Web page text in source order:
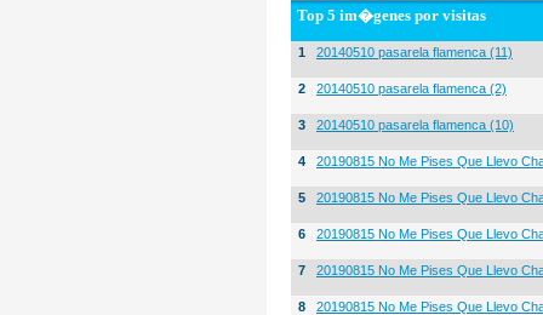
Top 5 im�genes por visitas
1 20140510 pasarela flamenca (11)
2 20140510 pasarela flamenca (2)
3 20140510 pasarela flamenca (10)
4 20190815 No Me Pises Que Llevo
5 20190815 No Me Pises Que Llevo
6 20190815 No Me Pises Que Llevo
7 20190815 No Me Pises Que Llevo
8 20190815 No Me Pises Que Llevo